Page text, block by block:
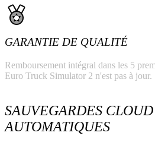
GARANTIE DE QUALITÉ
Remboursement intégral dans les 5
Euro Truck Simulator 2 n'est pas à jour.
SAUVEGARDES CLOUD
AUTOMATIQUES